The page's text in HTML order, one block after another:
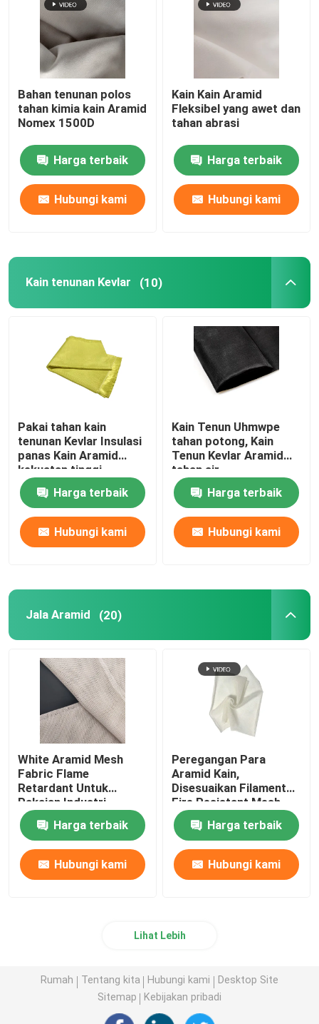
Bahan tenunan polos
tahan kimia kain Aramid
Nomex 1500D
Harga terbaik
Hubungi kami
Kain Kain Aramid
Fleksibel yang awet dan
tahan abrasi
Harga terbaik
Hubungi kami
Kain tenunan Kevlar (10)
Pakai tahan kain
tenunan Kevlar Insulasi
panas Kain Aramid
kekuatan tinggi
Harga terbaik
Hubungi kami
Kain Tenun Uhmwpe
tahan potong, Kain
Tenun Kevlar Aramid
tahan air
Harga terbaik
Hubungi kami
Jala Aramid (20)
White Aramid Mesh
Fabric Flame
Retardant Untuk
Pakaian Industri
Harga terbaik
Hubungi kami
Peregangan Para
Aramid Kain,
Disesuaikan Filament
Fire Resistant Mesh
Harga terbaik
Hubungi kami
Lihat Lebih
Rumah Tentang kita Hubungi kami
Desktop Site
Sitemap
Kebijakan pribadi